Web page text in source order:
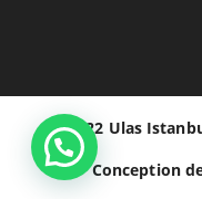
© 2022 Ulas
Conception